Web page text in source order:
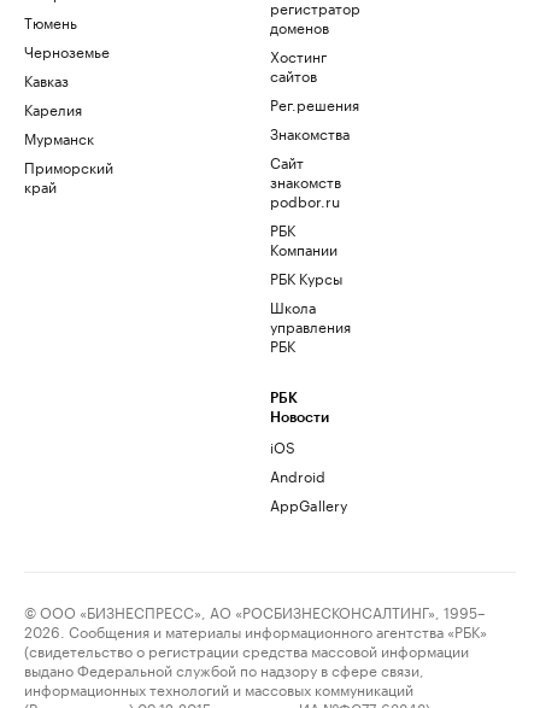
Тюмень
Черноземье
Кавказ
Карелия
Мурманск
Приморский
край
регистратор
доменов
Хостинг
сайтов
Рег.решения
Знакомства
Сайт
знакомств
podbor.ru
РБК
Компании
РБК Курсы
Школа
управления
РБК
РБК
Новости
iOS
Android
AppGallery
© ООО «БИЗНЕСПРЕСС», АО «РОСБИЗНЕСКОНСАЛТИНГ», 1995–
2026. Сообщения и материалы информационного агентства «РБК»
(свидетельство о регистрации средства массовой информации
выдано Федеральной службой по надзору в сфере связи,
информационных технологий и массовых коммуникаций